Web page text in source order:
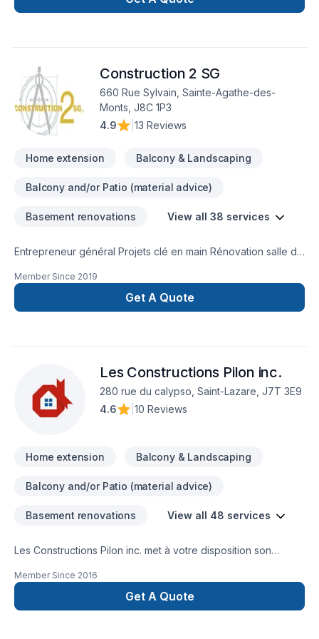
Construction 2 SG
660 Rue Sylvain, Sainte-Agathe-des-
Monts, J8C 1P3
4.9
13 Reviews
Home extension Balcony & Landscaping
Balcony and/or Patio (material advice)
Basement renovations View all 38 services
Entrepreneur général Projets clé en main Rénovation salle de
et une en Estrie pour mieux vous servir
Member Since 2019
Get A Quote
Les Constructions Pilon inc.
280 rue du calypso, Saint-Lazare, J7T 3E9
4.6
10 Reviews
Home extension Balcony & Landscaping
Balcony and/or Patio (material advice)
Basement renovations View all 48 services
Les Constructions Pilon inc. met à votre disposition son
sinistre, Armoires, Carrelage, Charpentier, Commercial,
Cuisine, Démolition, Escalier et rampe, Garage, Gouttières,
Gypse, Meubles, Peinture, Plancher, Rénovation générale,
Member Since 2016
Get A Quote